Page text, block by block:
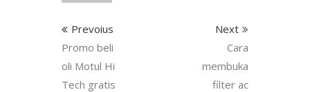
Prevoius
Promo beli
oli Motul Hi
Tech gratis
Next
Cara
membuka
filter ac